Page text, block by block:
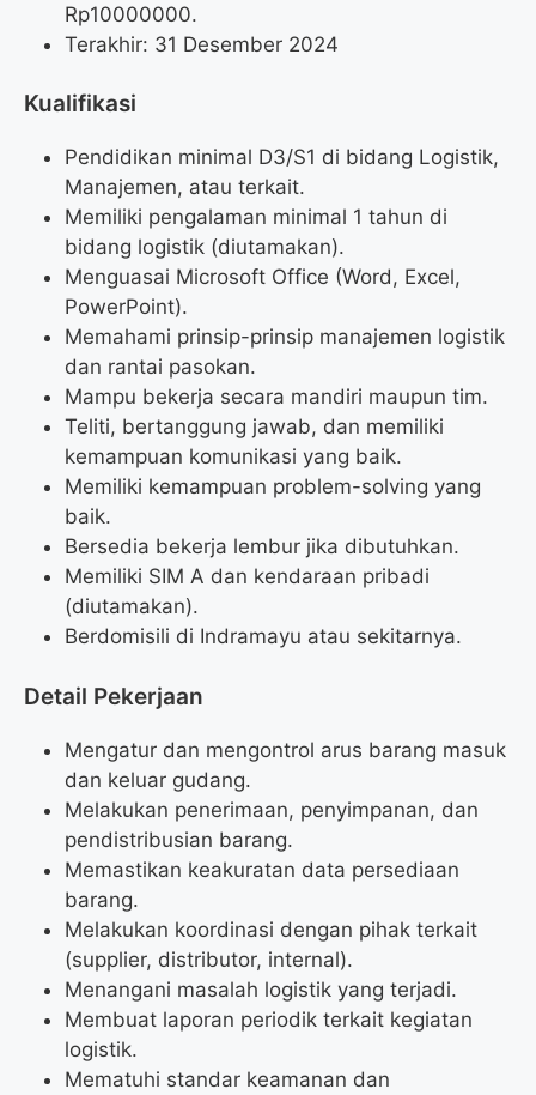
Rp10000000.
Terakhir: 31 Desember 2024
Kualifikasi
Pendidikan minimal D3/S1 di bidang Logistik,
Manajemen, atau terkait.
Memiliki pengalaman minimal 1 tahun di
bidang logistik (diutamakan).
Menguasai Microsoft Office (Word, Excel,
PowerPoint).
Memahami prinsip-prinsip manajemen logistik
dan rantai pasokan.
Mampu bekerja secara mandiri maupun tim.
Teliti, bertanggung jawab, dan memiliki
kemampuan komunikasi yang baik.
Memiliki kemampuan problem-solving yang
baik.
Bersedia bekerja lembur jika dibutuhkan.
Memiliki SIM A dan kendaraan pribadi
(diutamakan).
Berdomisili di Indramayu atau sekitarnya.
Detail Pekerjaan
Mengatur dan mengontrol arus barang masuk
dan keluar gudang.
Melakukan penerimaan, penyimpanan, dan
pendistribusian barang.
Memastikan keakuratan data persediaan
barang.
Melakukan koordinasi dengan pihak terkait
(supplier, distributor, internal).
Menangani masalah logistik yang terjadi.
Membuat laporan periodik terkait kegiatan
logistik.
Mematuhi standar keamanan dan